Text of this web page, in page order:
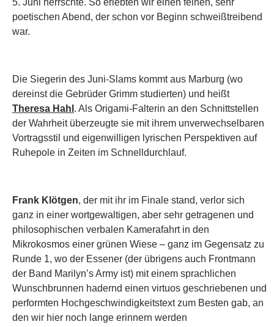
5. Juni herrschte. So erlebten wir einen feinen, sehr
poetischen Abend, der schon vor Beginn schweißtreibend
war.
Die Siegerin des Juni-Slams kommt aus Marburg (wo
dereinst die Gebrüder Grimm studierten) und heißt
Theresa Hahl . Als Origami-Falterin an den Schnittstellen
der Wahrheit überzeugte sie mit ihrem unverwechselbaren
Vortragsstil und eigenwilligen lyrischen Perspektiven auf
Ruhepole in Zeiten im Schnelldurchlauf.
Frank Klötgen, der mit ihr im Finale stand, verlor sich
ganz in einer wortgewaltigen, aber sehr getragenen und
philosophischen verbalen Kamerafahrt in den
Mikrokosmos einer grünen Wiese – ganz im Gegensatz zu
Runde 1, wo der Essener (der übrigens auch Frontmann
der Band Marilyn’s Army ist) mit einem sprachlichen
Wunschbrunnen hadernd einen virtuos geschriebenen und
performten Hochgeschwindigkeitstext zum Besten gab, an
den wir hier noch lange erinnern werden